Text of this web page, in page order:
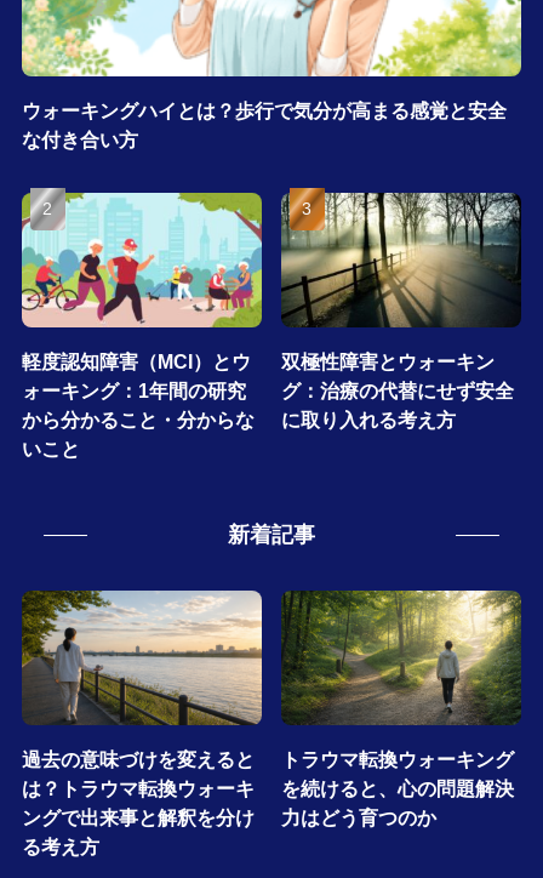
ウォーキングハイとは？歩行で気分が高まる感覚と安全
な付き合い方
軽度認知障害（MCI）とウ
ォーキング：1年間の研究
から分かること・分からな
いこと
双極性障害とウォーキン
グ：治療の代替にせず安全
に取り入れる考え方
新着記事
過去の意味づけを変えると
は？トラウマ転換ウォーキ
ングで出来事と解釈を分け
る考え方
トラウマ転換ウォーキング
を続けると、心の問題解決
力はどう育つのか